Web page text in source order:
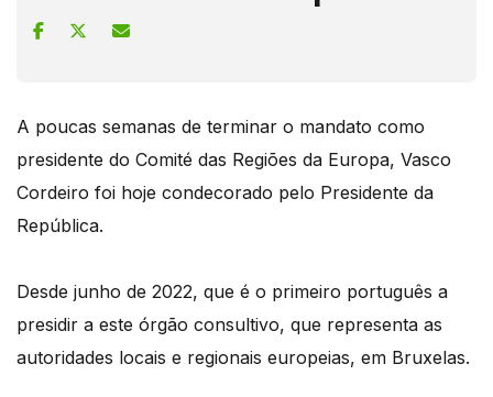
A poucas semanas de terminar o mandato como
presidente do Comité das Regiões da Europa, Vasco
Cordeiro foi hoje condecorado pelo Presidente da
República.
Desde junho de 2022, que é o primeiro português a
presidir a este órgão consultivo, que representa as
autoridades locais e regionais europeias, em Bruxelas.